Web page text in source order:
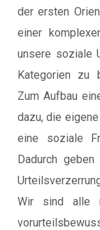
der ersten
einer
unsere soziale
Kategorien zu
Zum Aufbau
dazu, die
eine soziale
Dadurch
Wir sind alle